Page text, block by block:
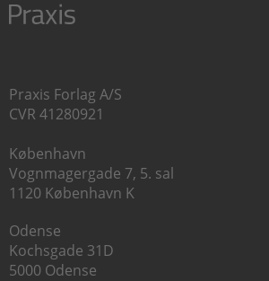
Praxis Forlag A/S
CVR 41280921
København
Vognmagergade 7, 5. sal
1120 København K
Odense
Kochsgade 31D
5000 Odense